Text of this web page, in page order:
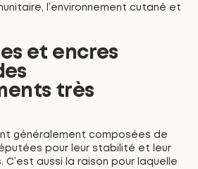
l’environnement cutané et
et encres
très
généralement composées de
pour leur stabilité et leur
aussi la raison pour laquelle